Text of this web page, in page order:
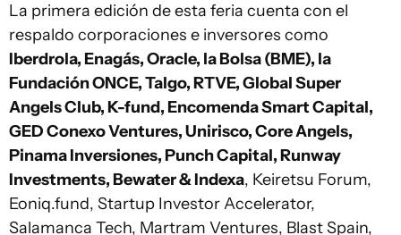
La primera edición de esta feria cuenta con el
respaldo corporaciones e inversores como
Iberdrola, Enagás, Oracle, la Bolsa (BME), la
Fundación ONCE, Talgo, RTVE, Global Super
Angels Club, K-fund, Encomenda Smart Capital,
GED Conexo Ventures, Unirisco, Core Angels,
Pinama Inversiones, Punch Capital, Runway
Investments, Bewater & Indexa, Keiretsu Forum,
Eoniq.fund, Startup Investor Accelerator,
Salamanca Tech, Martram Ventures, Blast Spain,